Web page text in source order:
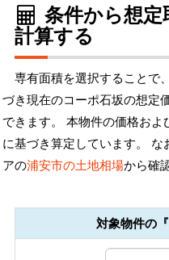
条件から想定
計算する
専有面積を選択することで
づき現在のコーポ石坂の想定
できます。 本物件の価格およ
に基づき算定しています。 な
アの浦安市の土地相場から確
対象物件の